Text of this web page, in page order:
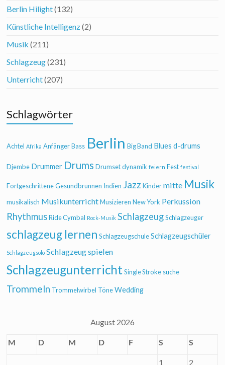
Berlin Hilight(132)
Künstliche Intelligenz(2)
Musik (211)
Schlagzeug(231)
Unterricht(207)
Schlagwörter
Achtel Afrika Anfänger Bass Berlin Big Band Blues d-drums
Djembe Drummer Drums Drumset dynamik feiern Fest festival
Fortgeschrittene Gesundbrunnen Indien Jazz Kinder mitte Musik
musikalisch Musikunterricht Musizieren New York Perkussion
Rhythmus Ride Cymbal Rock-Musik Schlagzeug Schlagzeuger
schlagzeug lernen Schlagzeugschule Schlagzeugschüler
Schlagzeugsolo Schlagzeug spielen
Schlagzeugunterricht Single Stroke suche
Trommeln Trommelwirbel Töne Wedding
August 2026
M D M D F S S
1 2